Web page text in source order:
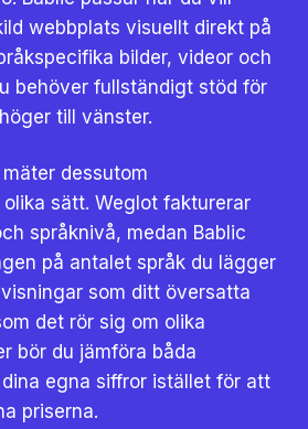
webbplats visuellt direkt på
bilder, videor och
behöver fullständigt stöd för
till vänster.
dessutom
sätt. Weglot fakturerar
språknivå, medan Bablic
på antalet språk du lägger
som ditt översatta
det rör sig om olika
bör du jämföra båda
egna siffror istället för att
priserna.